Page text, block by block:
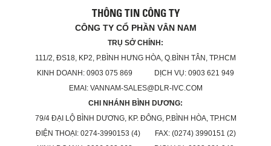
THÔNG TIN CÔNG TY
CÔNG TY CỔ PHẦN VÂN NAM
TRỤ SỞ CHÍNH:
111/2, ĐS18, KP2, P.BÌNH HƯNG HÒA, Q.BÌNH TÂN, TP.HCM
KINH DOANH: 0903 075 869 DỊCH VỤ: 0903 621 949
EMAI: VANNAM-SALES@DLR-IVC.COM
CHI NHÁNH BÌNH DƯƠNG:
79/4 ĐẠI LỘ BÌNH DƯƠNG, KP. ĐÔNG, P.BÌNH HÒA, TP.HCM
ĐIỆN THOẠI: 0274-3990153 (4) FAX: (0274) 3990151 (2)